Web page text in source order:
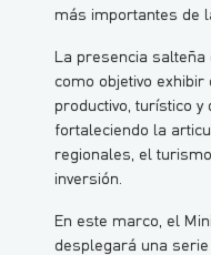
más importantes de
La presencia
como objetivo
productivo, turístico y
fortaleciendo la
regionales, el
inversión.
En este marco, el
desplegará una